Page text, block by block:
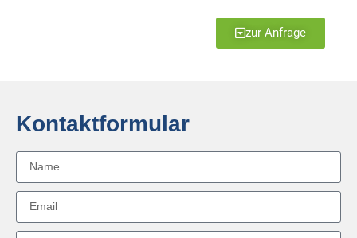
zur Anfrage
Kontaktformular